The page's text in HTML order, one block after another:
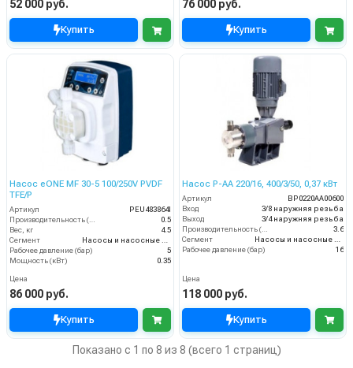
52 000 руб.
Купить
76 000 руб.
Купить
Насос eONE MF 30-5 100/250V PVDF
TFE/P
Артикул
PEU483864I
0.5
Вес, кг
4.5
Сегмент
Рабочее давление (бар)
5
Мощность (кВт)
0.35
Цена
86 000 руб.
Купить
Насос P-AA 220/16, 400/3/50, 0,37 кВт
Артикул
BP0220AA00600
Вход
3/8 наружняя резьба
Выход
3/4 наружняя резьба
3.6
Сегмент
Рабочее давление (бар)
16
Цена
118 000 руб.
Купить
Показано с 1 по 8 из 8 (всего 1 страниц)